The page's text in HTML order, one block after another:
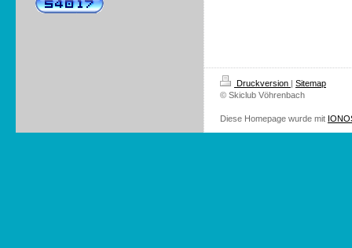
Druckversion | Sitemap
© Skiclub Vöhrenbach
Diese Homepage wurde mit